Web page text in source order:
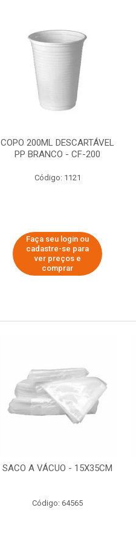
COPO 200ML DESCARTÁVEL
PP BRANCO - CF-200
Código: 1121
Faça seu login ou
cadastre-se para
ver preços e
comprar
SACO A VÁCUO - 15X35CM
Código: 64565